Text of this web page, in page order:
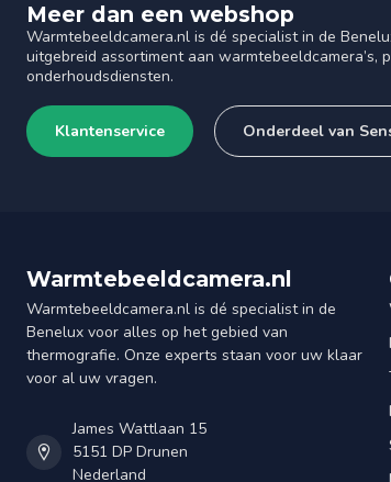
Meer dan een webshop
Warmtebeeldcamera.nl is dé specialist in de
uitgebreid assortiment aan
onderhoudsdiensten.
Klantenservice Onderdeel van
Warmtebeeldcamera.nl
Warmtebeeldcamera.nl is dé specialist in de
Benelux voor alles op het gebied van
thermografie. Onze experts staan voor uw klaar
voor al uw vragen.
James Wattlaan 15
5151 DP Drunen
Nederland